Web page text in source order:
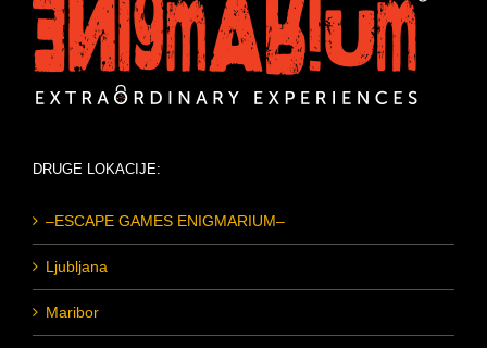
DRUGE LOKACIJE:
–ESCAPE GAMES ENIGMARIUM–
Ljubljana
Maribor